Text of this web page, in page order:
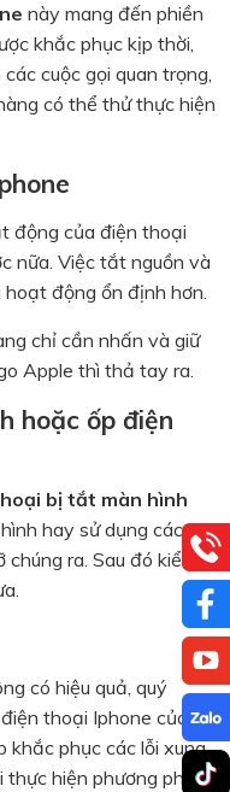
này mang đến phiền
khắc phục kịp thời,
cuộc gọi quan trọng,
có thể thử thực hiện
động của điện thoại
nữa. Việc tắt nguồn và
động ổn định hơn.
chỉ cần nhấn và giữ
Apple thì thả tay ra.
hoặc ốp điện
bị tắt màn hình
hay sử dụng các loại
ra. Sau đó kiểm
có hiệu quả, quý
thoại Iphone của
khắc phục các lỗi xung
thực hiện phương pháp